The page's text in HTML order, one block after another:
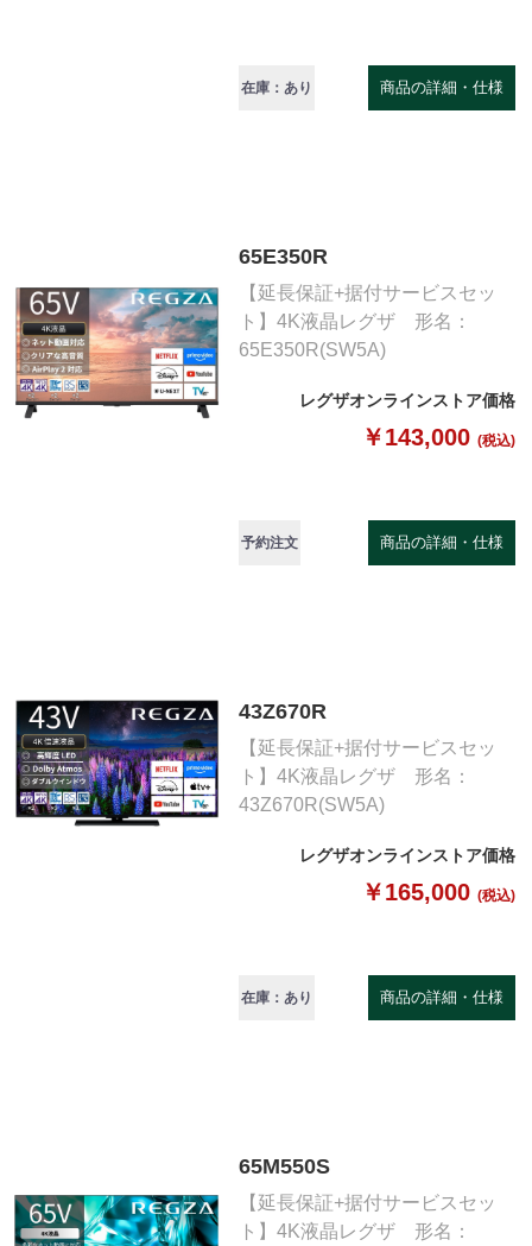
在庫：あり 商品の詳細・仕様
65E350R
【延長保証+据付サービスセッ
ト】4K液晶レグザ 形名：
65E350R(SW5A)
レグザオンラインストア価格
￥143,000 (税込)
予約注文 商品の詳細・仕様
43Z670R
【延長保証+据付サービスセッ
ト】4K液晶レグザ 形名：
43Z670R(SW5A)
レグザオンラインストア価格
￥165,000 (税込)
在庫：あり 商品の詳細・仕様
65M550S
【延長保証+据付サービスセッ
ト】4K液晶レグザ 形名：